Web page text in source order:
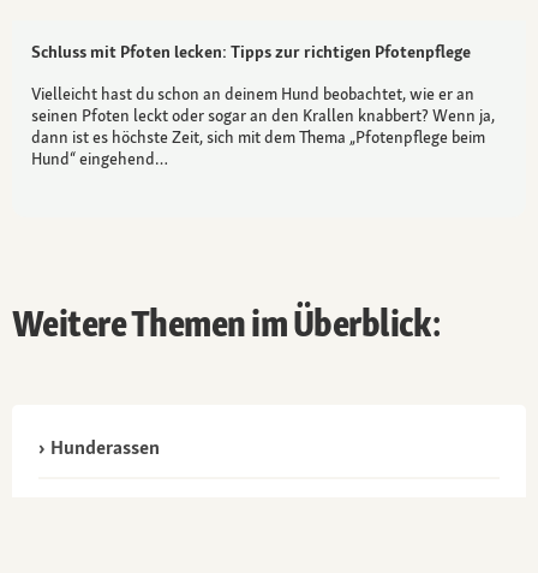
Schluss mit Pfoten lecken: Tipps zur richtigen Pfotenpflege
Vielleicht hast du schon an deinem Hund beobachtet, wie er an
seinen Pfoten leckt oder sogar an den Krallen knabbert? Wenn ja,
dann ist es höchste Zeit, sich mit dem Thema „Pfotenpflege beim
Hund“ eingehend…
Weitere Themen im Überblick:
Hunderassen